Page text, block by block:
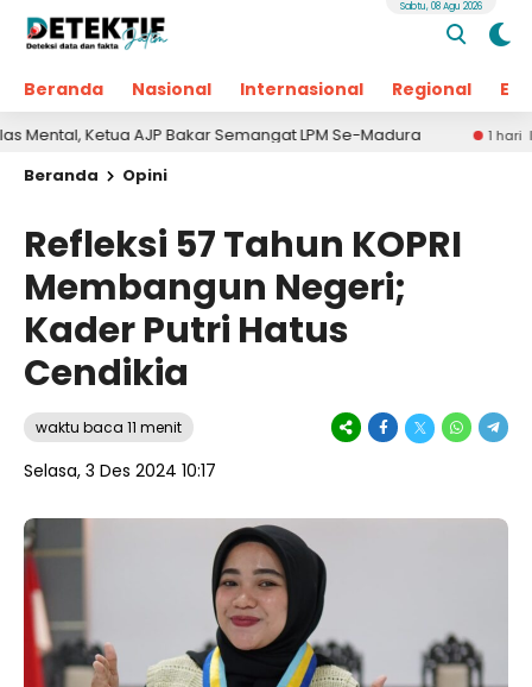
Beranda Nasional Internasional Regional
Sabtu, 08 Agu 2026
Semangat LPM Se-Madura 1 hari lalu
Kejari
Beranda
Opini
Refleksi 57 Tahun KOPRI
Membangun Negeri;
Kader Putri Hatus
Cendikia
waktu baca 11 menit
Selasa, 3 Des 2024 10:17